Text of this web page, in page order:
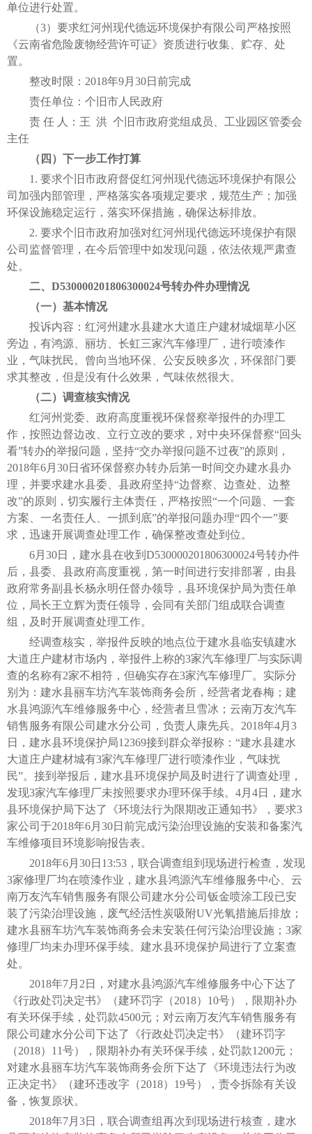
单位进行处置。
（3）要求红河州现代德远环境保护有限公司严格按照
《云南省危险废物经营许可证》资质进行收集、贮存、处
置。
整改时限：2018年9月30日前完成
责任单位：个旧市人民政府
责 任 人：王 洪 个旧市政府党组成员、工业园区管委会
主任
（四）下一步工作打算
1. 要求个旧市政府督促红河州现代德远环境保护有限公
司加强内部管理，严格落实各项规定要求，规范生产；加强
环保设施稳定运行，落实环保措施，确保达标排放。
2. 要求个旧市政府加强对红河州现代德远环境保护有限
公司监督管理，在今后管理中如发现问题，依法依规严肃查
处。
二、D530000201806300024号转办件办理情况
（一）基本情况
投诉内容：红河州建水县建水大道庄户建材城烟草小区
旁边，有鸿源、丽坊、长虹三家汽车修理厂，进行喷漆作
业，气味扰民。曾向当地环保、公安反映多次，环保部门要
求其整改，但是没有什么效果，气味依然很大。
（二）调查核实情况
红河州党委、政府高度重视环保督察举报件的办理工
作，按照边督边改、立行立改的要求，对中央环保督察“回头
看”转办的举报问题，坚持“交办举报问题不过夜”的原则，
2018年6月30日省环保督察办转办后第一时间交办建水县办
理，并要求建水县委、县政府坚持“边督察、边查处、边整
改”的原则，切实履行主体责任，严格按照“一个问题、一套
方案、一名责任人、一抓到底”的举报问题办理“四个一”要
求，迅速开展调查处理工作，确保整改查处到位。
6月30日，建水县在收到D530000201806300024号转办件
后，县委、县政府高度重视，第一时间进行安排部署，由县
政府常务副县长杨永明任督办领导，县环境保护局为责任单
位，局长王立辉为责任领导，会同有关部门组成联合调查
组，及时开展调查处理工作。
经调查核实，举报件反映的地点位于建水县临安镇建水
大道庄户建材市场内，举报件上称的3家汽车修理厂与实际调
查的名称有2家不相符，但确实存在3家汽车修理厂。实际分
别为：建水县丽车坊汽车装饰商务会所，经营者龙春梅；建
水县鸿源汽车维修服务中心，经营者旦雪冰；云南万友汽车
销售服务有限公司建水分公司，负责人康先兵。2018年4月3
日，建水县环境保护局12369接到群众举报称：“建水县建水
大道庄户建材城有3家汽车修理厂进行喷漆作业，气味扰
民”。接到举报后，建水县环境保护局及时进行了调查处理，
发现3家汽车修理厂未按照要求办理环保手续。4月4日，建水
县环境保护局下达了《环境法行为限期改正通知书》，要求3
家公司于2018年6月30日前完成污染治理设施的安装和备案汽
车维修项目环境影响报告表。
2018年6月30日13:53，联合调查组到现场进行检查，发现
3家修理厂均在喷漆作业，建水县鸿源汽车维修服务中心、云
南万友汽车销售服务有限公司建水分公司钣金喷涂工段已安
装了污染治理设施，废气经活性炭吸附UV光氧措施后排放；
建水县丽车坊汽车装饰商务会未安装任何污染治理设施；3家
修理厂均未办理环保手续。建水县环境保护局进行了立案查
处。
2018年7月2日，对建水县鸿源汽车维修服务中心下达了
《行政处罚决定书》（建环罚字（2018）10号），限期补办
有关环保手续，处罚款4500元；对云南万友汽车销售服务有
限公司建水分公司下达了《行政处罚决定书》（建环罚字
（2018）11号），限期补办有关环保手续，处罚款1200元；
对建水县丽车坊汽车装饰商务会所下达了《环境违法行为改
正决定书》（建环违改字（2018）19号），责令拆除有关设
备，恢复原状。
2018年7月3日，联合调查组再次到现场进行核查，建水